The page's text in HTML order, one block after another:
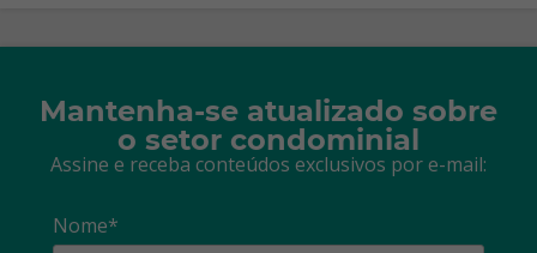
Mantenha-se atualizado sobre
o setor condominial
Assine e receba conteúdos exclusivos por e-mail:
Nome*